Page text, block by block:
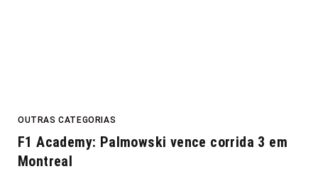
OUTRAS CATEGORIAS
F1 Academy: Palmowski vence corrida 3 em
Montreal